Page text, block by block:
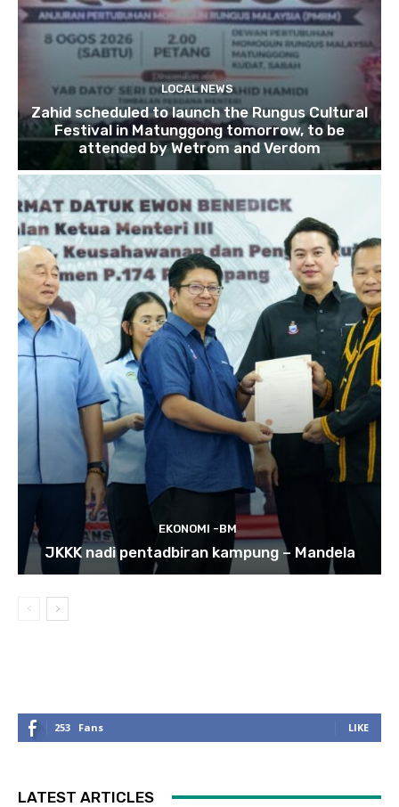
LOCAL NEWS
Zahid scheduled to launch the Rungus Cultural
Festival in Matunggong tomorrow, to be
attended by Wetrom and Verdom
EKONOMI -BM
JKKK nadi pentadbiran kampung – Mandela
253 Fans LIKE
LATEST ARTICLES